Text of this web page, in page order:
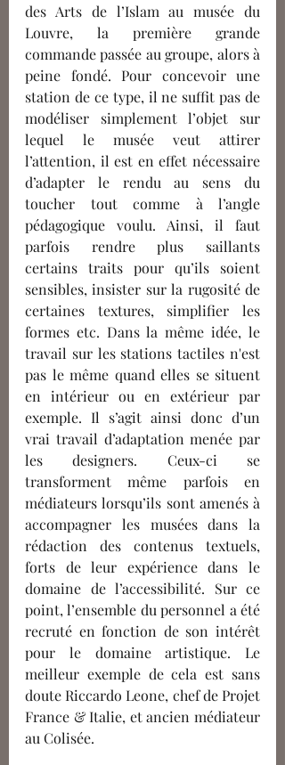
des Arts de l’Islam au musée du
Louvre, la première grande
commande passée au groupe, alors à
peine fondé. Pour concevoir une
station de ce type, il ne suffit pas de
modéliser simplement l’objet sur
lequel le musée veut attirer
l’attention, il est en effet nécessaire
d’adapter le rendu au sens du
toucher tout comme à l’angle
pédagogique voulu. Ainsi, il faut
parfois rendre plus saillants
certains traits pour qu’ils soient
sensibles, insister sur la rugosité de
certaines textures, simplifier les
formes etc. Dans la même idée, le
travail sur les stations tactiles n'est
pas le même quand elles se situent
en intérieur ou en extérieur par
exemple. Il s’agit ainsi donc d’un
vrai travail d’adaptation menée par
les designers. Ceux-ci se
transforment même parfois en
médiateurs lorsqu’ils sont amenés à
accompagner les musées dans la
rédaction des contenus textuels,
forts de leur expérience dans le
domaine de l’accessibilité. Sur ce
point, l’ensemble du personnel a été
recruté en fonction de son intérêt
pour le domaine artistique. Le
meilleur exemple de cela est sans
doute Riccardo Leone, chef de Projet
France & Italie, et ancien médiateur
au Colisée.